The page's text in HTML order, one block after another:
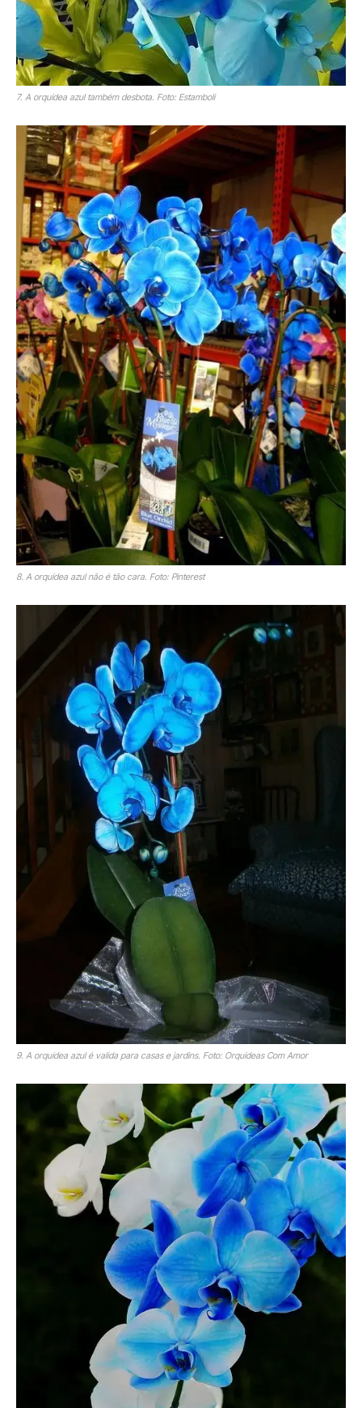
7. A orquídea azul também desbota. Foto: Estamboli
8. A orquídea azul não é tão cara. Foto: Pinterest
9. A orquídea azul é valida para casas e jardins. Foto: Orquídeas Com Amor